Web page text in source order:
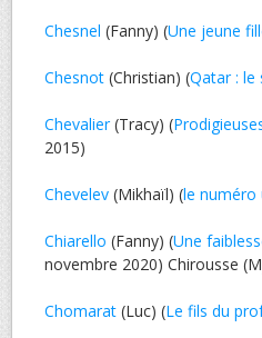
Chesnel (Fanny) (Une jeune
Chesnot (Christian) (Qatar :
Chevalier(Tracy) (
2015)
Chevelev (Mikhaïl) (le numéro
Chiarello (Fanny) (Une
novembre 2020) Chirousse
Chomarat (Luc) (Le fils du